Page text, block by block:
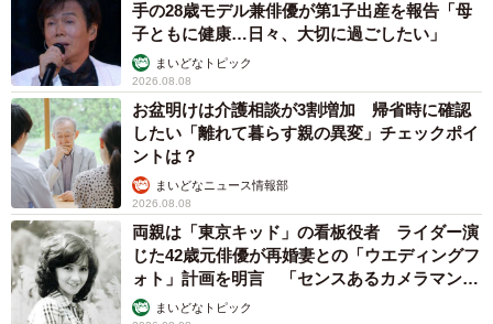
手の28歳モデル兼俳優が第1子出産を報告「母
子ともに健康…日々、大切に過ごしたい」
まいどなトピック
2026.08.08
お盆明けは介護相談が3割増加 帰省時に確認
したい「離れて暮らす親の異変」チェックポイ
ントは？
まいどなニュース情報部
2026.08.08
両親は「東京キッド」の看板役者 ライダー演
じた42歳元俳優が再婚妻との「ウエディングフ
ォト」計画を明言 「センスあるカメラマン求
む」まいどなトピック